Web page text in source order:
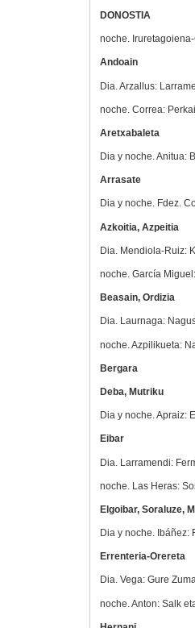
DONOSTIA
noche.
Andoain
Dia. Arzallus:
noche. Correa:
Aretxabaleta
Dia y noche. Anitua:
Arrasate
Dia y noche. Fdez.
Azkoitia, Azpeitia
Dia. Mendiola-Ruiz:
noche. García
Beasain, Ordizia
Dia. Laurnaga:
noche. Azpilikueta:
Bergara
Deba, Mutriku
Dia y noche. Apraiz:
Eibar
Dia. Larramendi:
noche. Las Heras:
Elgoibar, Soraluze,
Dia y noche. Ibáñez:
Errenteria-Orereta
Dia. Vega: Gure
noche. Anton: Salk